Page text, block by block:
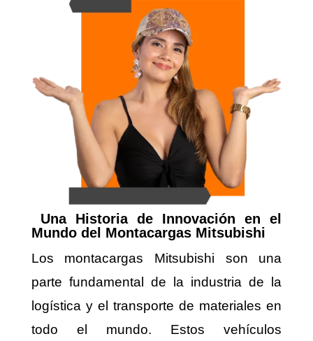
Una Historia de Innovación en el
Mundo del Montacargas Mitsubishi
Los montacargas Mitsubishi son una
parte fundamental de la industria de la
logística y el transporte de materiales en
todo el mundo. Estos vehículos